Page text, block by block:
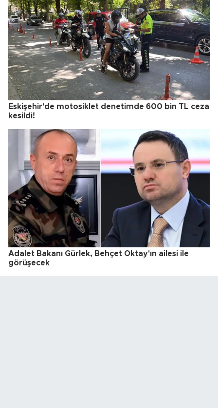
Eskişehir'de motosiklet denetimde 600 bin TL ceza
kesildi!
Adalet Bakanı Gürlek, Behçet Oktay'ın ailesi ile
görüşecek